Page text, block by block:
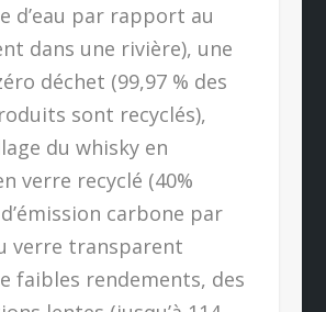
d’eau par rapport au
dans une rivière), une
déchet (99,97 % des
sont recyclés),
du whisky en
verre recyclé (40%
carbone par
verre transparent
faibles rendements, des